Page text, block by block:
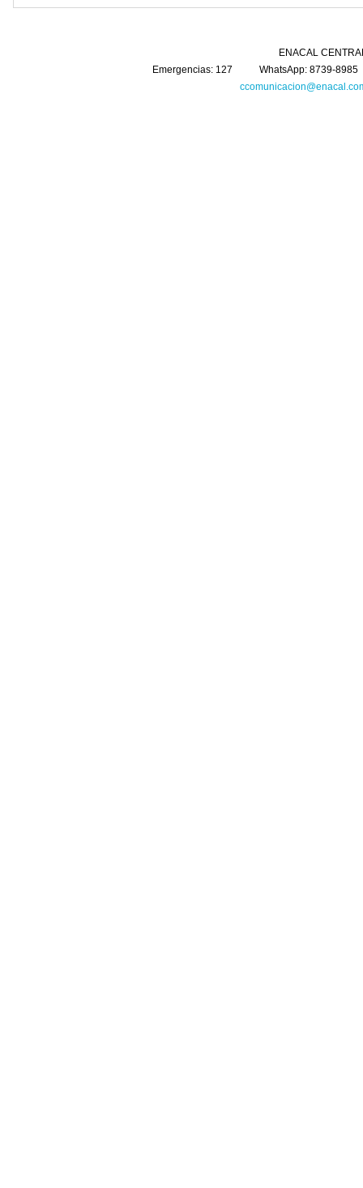
ENACAL CENTRAL Km. 5
Emergencias: 127 WhatsApp: 8739-